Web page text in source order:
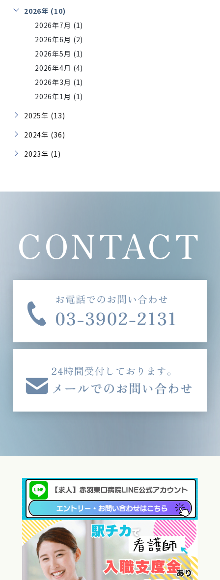
2026年 (10)
2026年7月 (1)
2026年6月 (2)
2026年5月 (1)
2026年4月 (4)
2026年3月 (1)
2026年1月 (1)
2025年 (13)
2024年 (36)
2023年 (1)
CONTACT